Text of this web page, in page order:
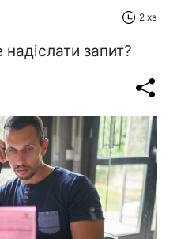
2 хв
запит?